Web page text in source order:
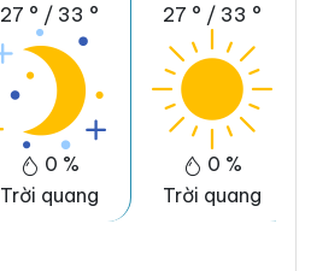
27 ° / 33 °
0 %
Trời quang
27 ° / 33 °
0 %
Trời quang